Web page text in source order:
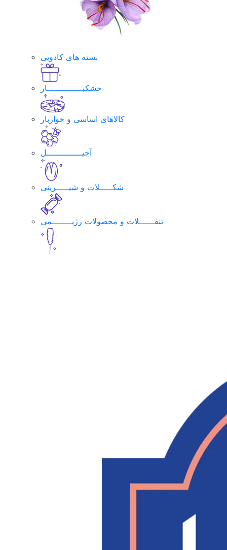
بسته های کادویی
خشکبــــــــــــــار
کالاهای اساسی و خواربار
آجیــــــــــــــل
شکـــــلات و شیـــــرینی
تنقــــــلات و محصولات رژیــــــــمی